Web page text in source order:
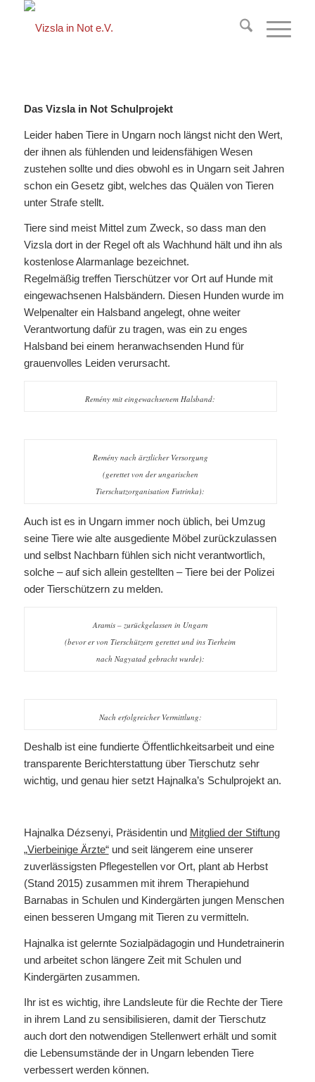
Das Vizsla in Not Schulprojekt
Leider haben Tiere in Ungarn noch längst nicht den Wert,
der ihnen als fühlenden und leidensfähigen Wesen
zustehen sollte und dies obwohl es in Ungarn seit Jahren
schon ein Gesetz gibt, welches das Quälen von Tieren
unter Strafe stellt.
Tiere sind meist Mittel zum Zweck, so dass man den
Vizsla dort in der Regel oft als Wachhund hält und ihn als
kostenlose Alarmanlage bezeichnet.
Regelmäßig treffen Tierschützer vor Ort auf Hunde mit
eingewachsenen Halsbändern. Diesen Hunden wurde im
Welpenalter ein Halsband angelegt, ohne weiter
Verantwortung dafür zu tragen, was ein zu enges
Halsband bei einem heranwachsenden Hund für
grauenvolles Leiden verursacht.
Remény mit eingewachsenem Halsband:
Remény nach ärztlicher Versorgung
(gerettet von der ungarischen
Tierschutzorganisation Futrinka):
Auch ist es in Ungarn immer noch üblich, bei Umzug
seine Tiere wie alte ausgediente Möbel zurückzulassen
und selbst Nachbarn fühlen sich nicht verantwortlich,
solche – auf sich allein gestellten – Tiere bei der Polizei
oder Tierschützern zu melden.
Aramis – zurückgelassen in Ungarn
(bevor er von Tierschützern gerettet und ins Tierheim
nach Nagyatad gebracht wurde):
Nach erfolgreicher Vermittlung:
Deshalb ist eine fundierte Öffentlichkeitsarbeit und eine
transparente Berichterstattung über Tierschutz sehr
wichtig, und genau hier setzt Hajnalka’s Schulprojekt an.
Hajnalka Dézsenyi, Präsidentin und Mitglied der Stiftung
„Vierbeinige Ärzte“und seit längerem eine unserer
zuverlässigsten Pflegestellen vor Ort, plant ab Herbst
(Stand 2015) zusammen mit ihrem Therapiehund
Barnabas in Schulen und Kindergärten jungen Menschen
einen besseren Umgang mit Tieren zu vermitteln.
Hajnalka ist gelernte Sozialpädagogin und Hundetrainerin
und arbeitet schon längere Zeit mit Schulen und
Kindergärten zusammen.
Ihr ist es wichtig, ihre Landsleute für die Rechte der Tiere
in ihrem Land zu sensibilisieren, damit der Tierschutz
auch dort den notwendigen Stellenwert erhält und somit
die Lebensumstände der in Ungarn lebenden Tiere
verbessert werden können.